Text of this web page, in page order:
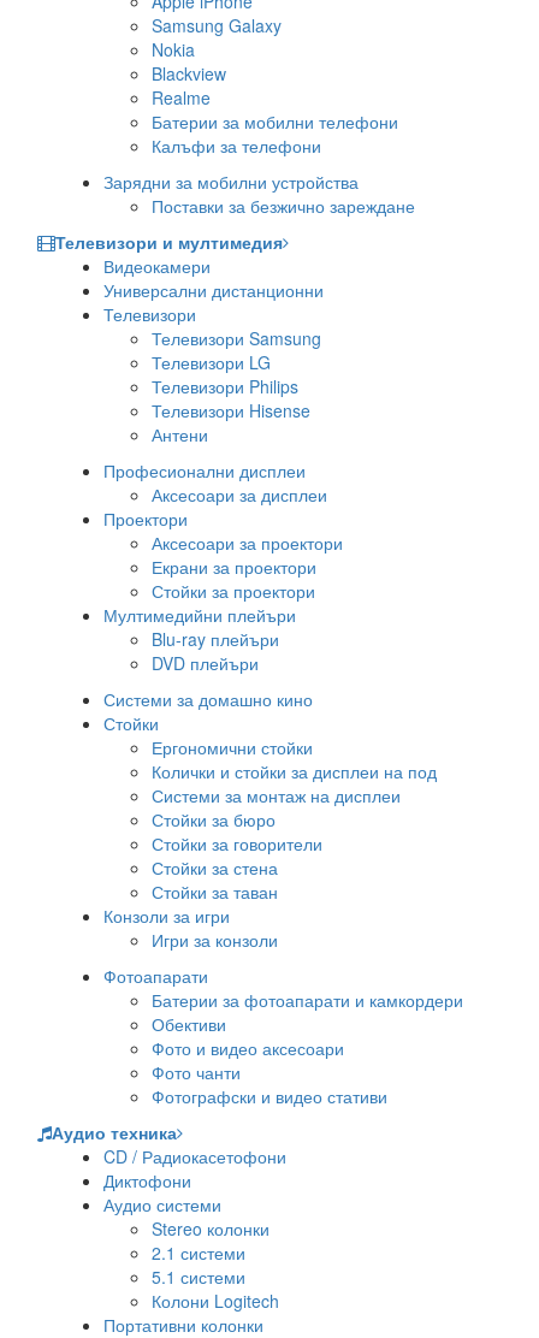
Samsung Galaxy
Nokia
Blackview
Realme
Батерии за мобилни телефони
Калъфи за телефони
Зарядни за мобилни устройства
Поставки за безжично зареждане
Телевизори и мултимедия
Видеокамери
Универсални дистанционни
Телевизори
Телевизори Samsung
Телевизори LG
Телевизори Philips
Телевизори Hisense
Антени
Професионални дисплеи
Аксесоари за дисплеи
Проектори
Аксесоари за проектори
Екрани за проектори
Стойки за проектори
Мултимедийни плейъри
Blu-ray плейъри
DVD плейъри
Системи за домашно кино
Стойки
Ергономични стойки
Колички и стойки за дисплеи на под
Системи за монтаж на дисплеи
Стойки за бюро
Стойки за говорители
Стойки за стена
Стойки за таван
Конзоли за игри
Игри за конзоли
Фотоапарати
Батерии за фотоапарати и камкордери
Обективи
Фото и видео аксесоари
Фото чанти
Фотографски и видео стативи
Аудио техника
CD / Радиокасетофони
Диктофони
Аудио системи
Stereo колонки
2.1 системи
5.1 системи
Колони Logitech
Портативни колонки